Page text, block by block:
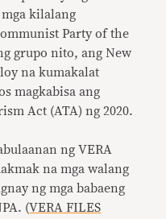
mga kilalang
Party of the
grupo nito, ang New
na kumakalat
magkabisa ang
Act (ATA) ng 2020.
ng VERA
na mga walang
ng mga babaeng
(VERA FILES